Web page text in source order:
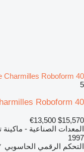
Charmilles Roboform 40
5
Roboform 40
$15,570
€13,500
المعدات الصناعية - ماكينة
1997
التحكم الرقمي الحاسوبي